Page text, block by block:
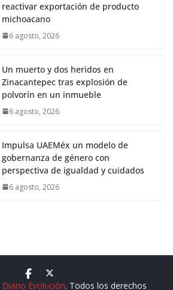
reactivar exportación de producto
michoacano
6 agosto, 2026
Un muerto y dos heridos en
Zinacantepec tras explosión de
polvorín en un inmueble
6 agosto, 2026
Impulsa UAEMéx un modelo de
gobernanza de género con
perspectiva de igualdad y cuidados
6 agosto, 2026
Diario Evolución. Todos los derechos